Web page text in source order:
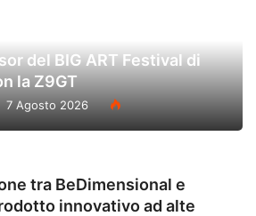
del BIG ART Festival di
la Z9GT
7 Agosto 2026
tra BeDimensional e
innovativo ad alte